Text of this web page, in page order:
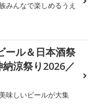
みんなで楽しめるうえ
ール＆日本酒祭
涼祭り2026／
味しいビールが大集